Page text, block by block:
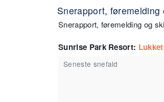
Snerapport,
Snerapport, føremelding og
Sunrise Park Resort: Lukket
Seneste snefald